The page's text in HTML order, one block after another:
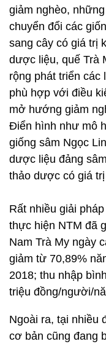
giảm nghèo,
chuyển đổi các
sang cây có giá trị
dược liệu, quế Trà
rộng phát triển các
phù hợp với điều
mở hướng giảm
Điển hình như mô
giống sâm Ngọc
dược liệu đảng
thảo dược có giá
Rất nhiều giải
thực hiện NTM đã
Nam Trà My ngày
giảm từ 70,89%
2018; thu nhập
triệu đồng/người/
Ngoài ra, tại nhiều
cơ bản cũng đang